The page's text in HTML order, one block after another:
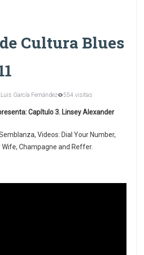
Cultura Blues
García Fernández 554 visitas
Capítulo 3. Linsey Alexander
Videos: Dial Your Number,
Champagne and Reffer.